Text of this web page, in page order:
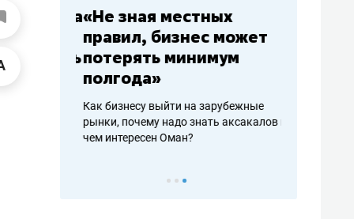
работа «Не зная местных
правил, бизнес может
потерять минимум
полгода»
Как бизнесу выйти на зарубежные
рынки, почему надо знать аксакалов и
чем интересен Оман?